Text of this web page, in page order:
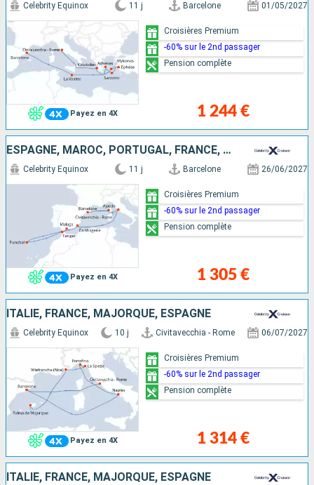
Payez en 4X
Celebrity Equinox 11 j Barcelone 01/05/2027
1 244 €
Croisières Premium
-60% sur le 2nd passager
Pension complète
ESPAGNE, MAROC, PORTUGAL, FRANCE, ITALIE
Payez en 4X
Celebrity Equinox 11 j Barcelone 26/06/2027
1 305 €
Croisières Premium
-60% sur le 2nd passager
Pension complète
ITALIE, FRANCE, MAJORQUE, ESPAGNE
Payez en 4X
Celebrity Equinox 10 j Civitavecchia - Rome 06/07/2027
1 314 €
Croisières Premium
-60% sur le 2nd passager
Pension complète
ITALIE, FRANCE, MAJORQUE, ESPAGNE